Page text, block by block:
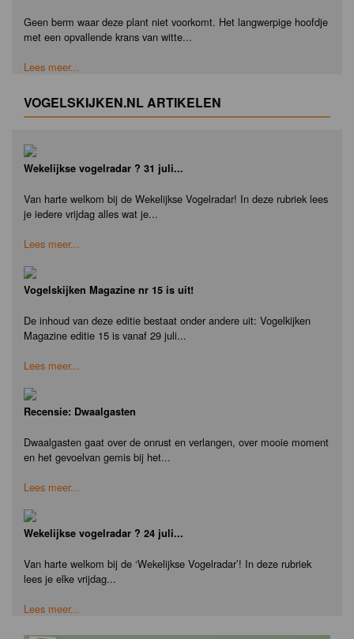
Geen berm waar deze plant niet voorkomt. Het langwerpige hoofdje
met een opvallende krans van witte...
Lees meer...
VOGELSKIJKEN.NL ARTIKELEN
Wekelijkse vogelradar ? 31 juli...
Van harte welkom bij de Wekelijkse Vogelradar! In deze rubriek lees
je iedere vrijdag alles wat je...
Lees meer...
Vogelskijken Magazine nr 15 is uit!
De inhoud van deze editie bestaat onder andere uit: Vogelkijken
Magazine editie 15 is vanaf 29 juli...
Lees meer...
Recensie: Dwaalgasten
Dwaalgasten gaat over de onrust en verlangen, over mooie moment
en het gevoelvan gemis bij het...
Lees meer...
Wekelijkse vogelradar ? 24 juli...
Van harte welkom bij de ‘Wekelijkse Vogelradar’! In deze rubriek
lees je elke vrijdag...
Lees meer...